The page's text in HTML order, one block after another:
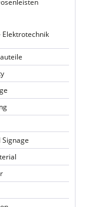
Elektrotechnik